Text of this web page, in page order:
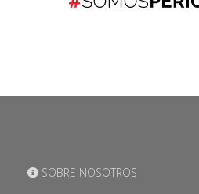
SOBRE NOSOTROS